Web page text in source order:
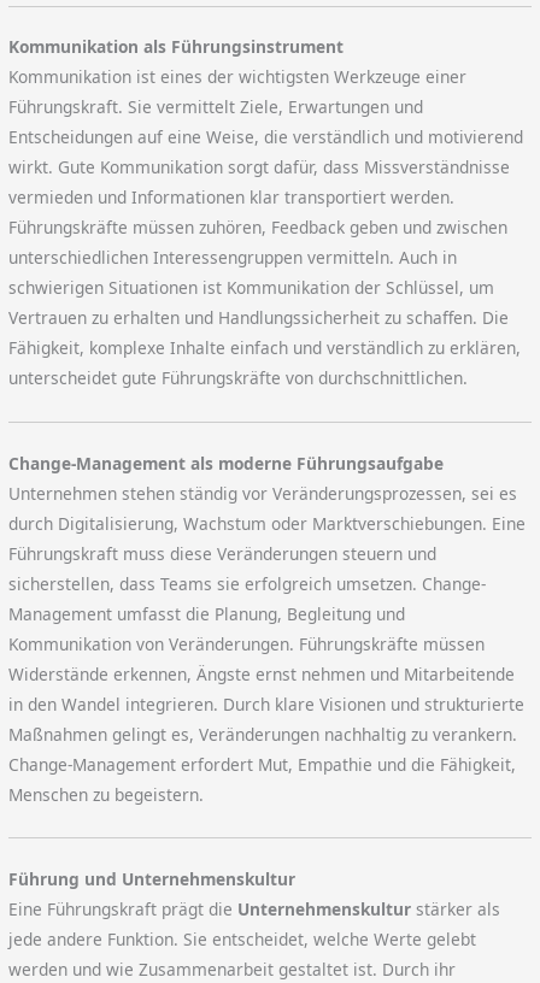
Kommunikation als Führungsinstrument
Kommunikation ist eines der wichtigsten Werkzeuge einer
Führungskraft. Sie vermittelt Ziele, Erwartungen und
Entscheidungen auf eine Weise, die verständlich und motivierend
wirkt. Gute Kommunikation sorgt dafür, dass Missverständnisse
vermieden und Informationen klar transportiert werden.
Führungskräfte müssen zuhören, Feedback geben und zwischen
unterschiedlichen Interessengruppen vermitteln. Auch in
schwierigen Situationen ist Kommunikation der Schlüssel, um
Vertrauen zu erhalten und Handlungssicherheit zu schaffen. Die
Fähigkeit, komplexe Inhalte einfach und verständlich zu erklären,
unterscheidet gute Führungskräfte von durchschnittlichen.
Change-Management als moderne Führungsaufgabe
Unternehmen stehen ständig vor Veränderungsprozessen, sei es
durch Digitalisierung, Wachstum oder Marktverschiebungen. Eine
Führungskraft muss diese Veränderungen steuern und
sicherstellen, dass Teams sie erfolgreich umsetzen. Change-
Management umfasst die Planung, Begleitung und
Kommunikation von Veränderungen. Führungskräfte müssen
Widerstände erkennen, Ängste ernst nehmen und Mitarbeitende
in den Wandel integrieren. Durch klare Visionen und strukturierte
Maßnahmen gelingt es, Veränderungen nachhaltig zu verankern.
Change-Management erfordert Mut, Empathie und die Fähigkeit,
Menschen zu begeistern.
Führung und Unternehmenskultur
Eine Führungskraft prägt die Unternehmenskultur stärker als
jede andere Funktion. Sie entscheidet, welche Werte gelebt
werden und wie Zusammenarbeit gestaltet ist. Durch ihr